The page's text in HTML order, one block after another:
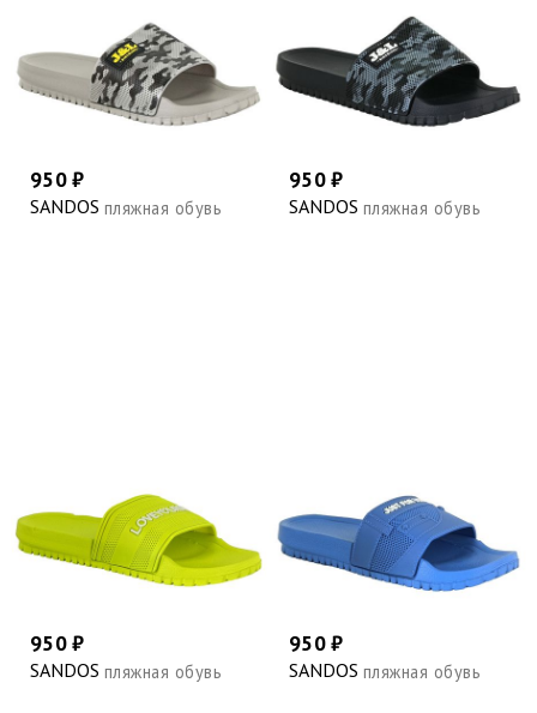
950 ₽
SANDOS пляжная обувь
950 ₽
SANDOS пляжная обувь
950 ₽
SANDOS пляжная обувь
950 ₽
SANDOS пляжная обувь